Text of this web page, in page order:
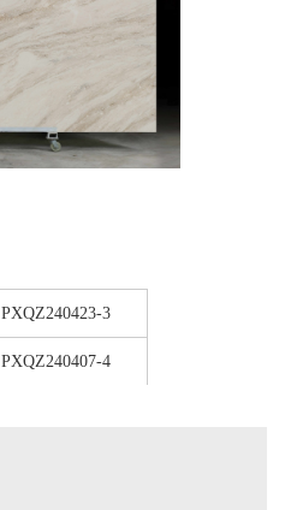
PXQZ240423-3
PXQZ240407-4